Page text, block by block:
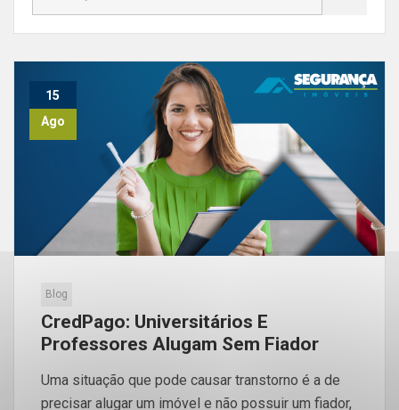
15
Ago
Blog
CredPago: Universitários E
Professores Alugam Sem Fiador
Uma situação que pode causar transtorno é a de
precisar alugar um imóvel e não possuir um fiador,